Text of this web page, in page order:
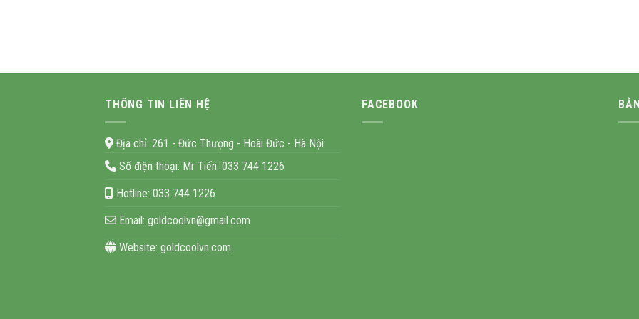
THÔNG TIN LIÊN HỆ
Địa chỉ: 261 - Đức Thượng - Hoài Đức - Hà Nội
Số điện thoại: Mr Tiến: 033 744 1226
Hotline: 033 744 1226
Email: goldcoolvn@gmail.com
Website: goldcoolvn.com
FACEBOOK